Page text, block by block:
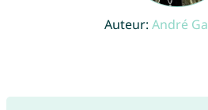
Auteur: André